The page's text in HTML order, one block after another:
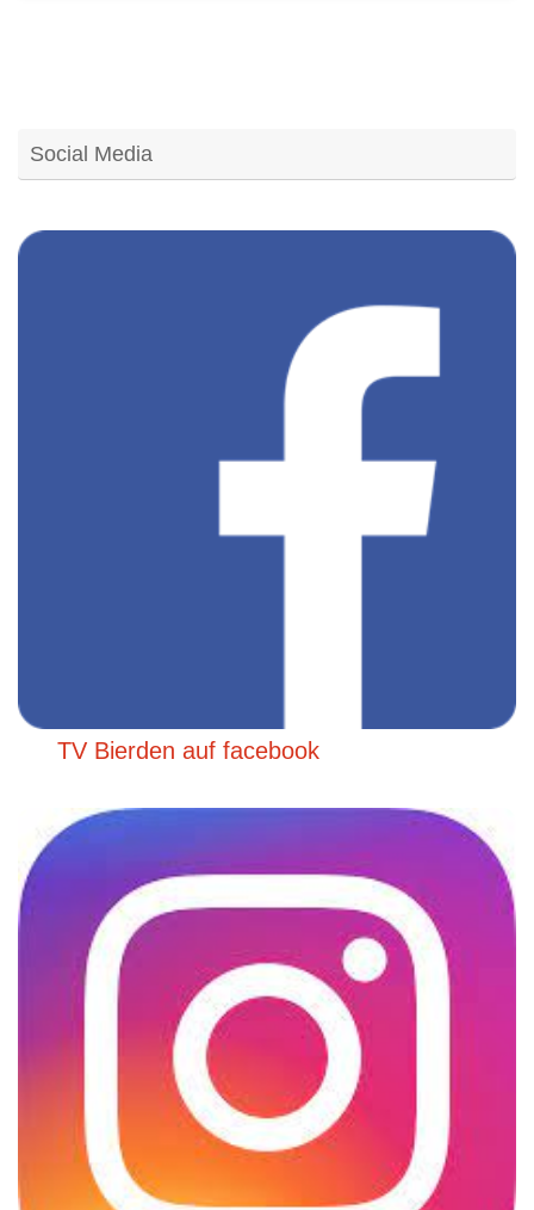
Social Media
TV Bierden auf facebook